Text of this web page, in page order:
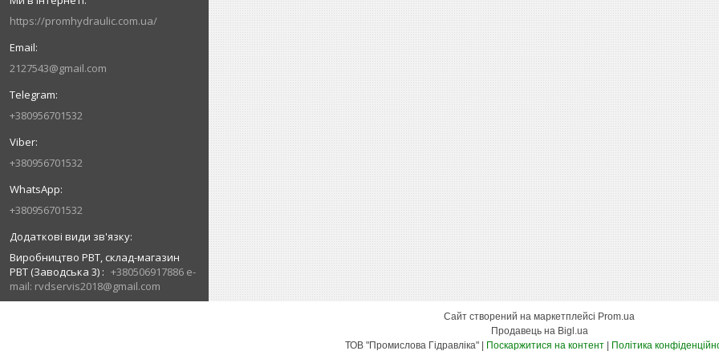
https://promhydraulic.com.ua/
2127543@gmail.com
+380956701532
+380956701532
+380956701532
Виробництво РВТ, склад-магазин
РВТ (Заводська 3)
+380506917886 e-
mail: rvdservis2018@gmail.com
Сайт створений на маркетплейсі Prom.ua
Продавець на Bigl.ua
Поскаржитися на контент Політика